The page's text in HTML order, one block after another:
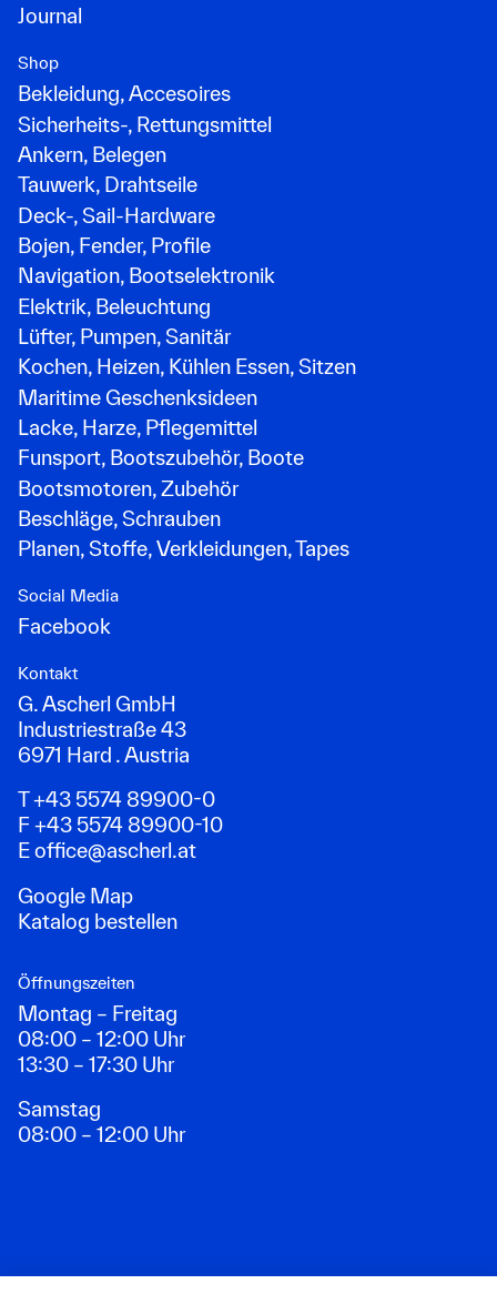
Journal
Shop
Bekleidung, Accesoires
Sicherheits-, Rettungsmittel
Ankern, Belegen
Tauwerk, Drahtseile
Deck-, Sail-Hardware
Bojen, Fender, Profile
Navigation, Bootselektronik
Elektrik, Beleuchtung
Lüfter, Pumpen, Sanitär
Kochen, Heizen, Kühlen Essen, Sitzen
Maritime Geschenksideen
Lacke, Harze, Pflegemittel
Funsport, Bootszubehör, Boote
Bootsmotoren, Zubehör
Beschläge, Schrauben
Planen, Stoffe, Verkleidungen, Tapes
Social Media
Facebook
Kontakt
G. Ascherl GmbH
Industriestraße 43
6971 Hard . Austria
T +43 5574 89900-0
F +43 5574 89900-10
Eoffice@ascherl.at
Google Map
Katalog bestellen
Öffnungszeiten
Montag – Freitag
08:00 – 12:00 Uhr
13:30 – 17:30 Uhr
Samstag
08:00 – 12:00 Uhr